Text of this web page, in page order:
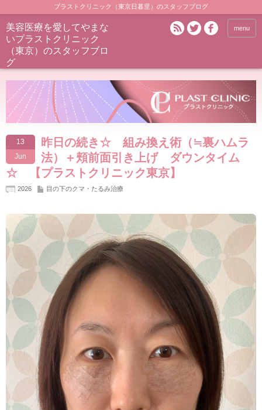
プラストクリニック（東京日暮里）のスタッフブログ
美容医療を愛してやまな
いプラストクリニック
（東京）のスタッフブロ
グ
menu
13
Jun
昨日の続き☆ 組み換え術（≒裏ハムラ
法）＋頬前面引き上げ ダウンタイム
☆ 【プラストクリニック東京】
2026 目の下のクマ・たるみ治療